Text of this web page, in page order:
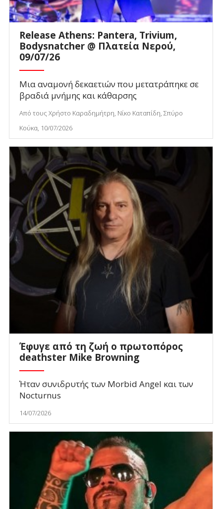
Release Athens: Pantera, Trivium,
Bodysnatcher @ Πλατεία Νερού,
09/07/26
Μια αναμονή δεκαετιών που μετατράπηκε σε
βραδιά μνήμης και κάθαρσης
Από τους Χρήστο Καραδημήτρη, Νίκο Καταπίδη, Σπύρο
Κούκα, 10/07/2026
Έφυγε από τη ζωή ο πρωτοπόρος
deathster Mike Browning
Ήταν συνιδρυτής των Morbid Angel και των
Nocturnus
14/07/2026